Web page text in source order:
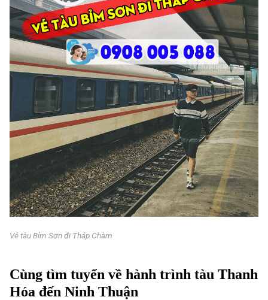
Vé tàu Bỉm Sơn đi Tháp Chàm
Cùng tìm tuyển về hành trình tàu Thanh
Hóa đến Ninh Thuận